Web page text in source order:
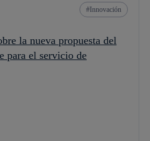
Innovación
la nueva propuesta del
para el servicio de